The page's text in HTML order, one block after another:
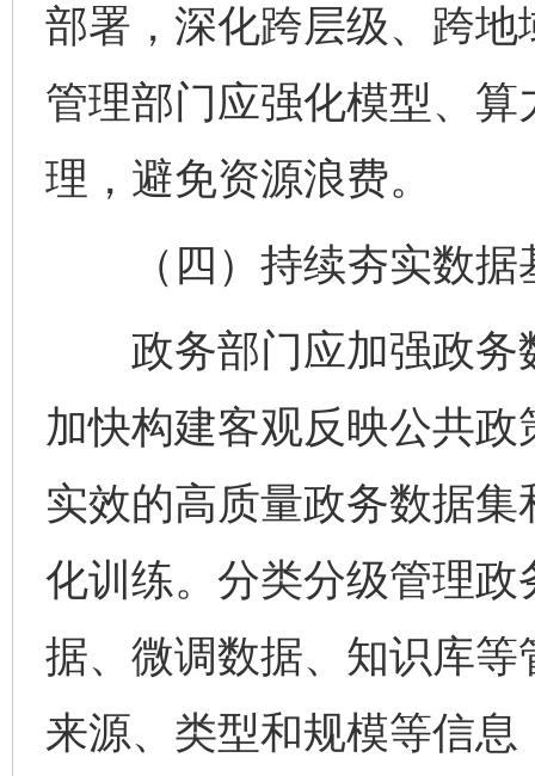
部署，深化跨层级、跨
管理部门应强化模型、
理，避免资源浪费。
（四）持续夯实数据
政务部门应加强政务
加快构建客观反映公共
实效的高质量政务数据
化训练。分类分级管理
据、微调数据、知识库
来源、类型和规模等信